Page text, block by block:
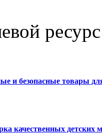
и безопасные товары
качественных детских